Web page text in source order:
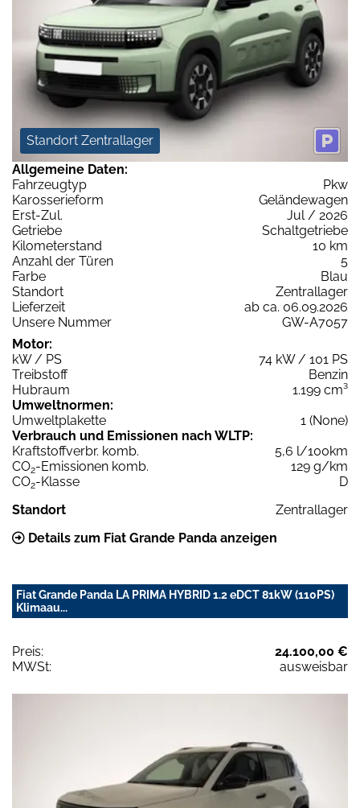
Standort Zentrallager
Allgemeine Daten:
Fahrzeugtyp
Pkw
Karosserieform
Geländewagen
Erst-Zul.
Jul / 2026
Getriebe
Schaltgetriebe
Kilometerstand
10 km
Anzahl der Türen
5
Farbe
Blau
Standort
Zentrallager
Lieferzeit
ab ca. 06.09.2026
Unsere Nummer
GW-A7057
Motor:
kW / PS
74 kW / 101 PS
Treibstoff
Benzin
Hubraum
1.199 cm³
Umweltnormen:
Umweltplakette
1 (None)
Verbrauch und Emissionen nach WLTP:
Kraftstoffverbr. komb.
5,6 l/100km
CO2-Emissionen komb.
129 g/km
CO2-Klasse
D
Standort
Zentrallager
Details zum Fiat Grande Panda anzeigen
Fiat Grande Panda LA PRIMA HYBRID 1.2 eDCT 81kW (110PS)
Klimaau...
Preis:
24.100,00 €
MWSt:
ausweisbar